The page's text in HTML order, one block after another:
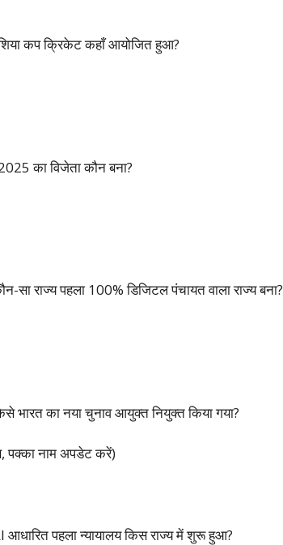
कप क्रिकेट कहाँ आयोजित हुआ?
का विजेता कौन बना?
सा राज्य पहला 100% डिजिटल पंचायत वाला राज्य बना?
भारत का नया चुनाव आयुक्त नियुक्त किया गया?
पक्का नाम अपडेट करें)
पहला न्यायालय किस राज्य में शुरू हुआ?